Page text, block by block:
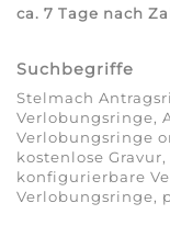
ca. 7 Tage nach
Suchbegriffe
Stelmach
Verlobungsringe,
Verlobungsringe
kostenlose
konfigurierbare
Verlobungsringe,